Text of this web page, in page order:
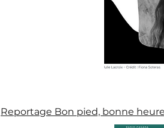
Reportage Bon pied, bonne